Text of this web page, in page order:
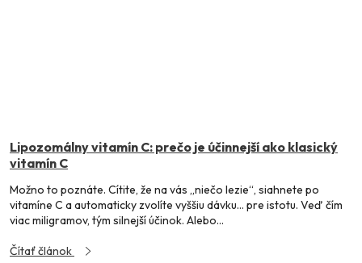
Lipozomálny vitamín C: prečo je účinnejší ako klasický
vitamín C
Možno to poznáte. Cítite, že na vás „niečo lezie“, siahnete po
vitamíne C a automaticky zvolíte vyššiu dávku… pre istotu. Veď čím
viac miligramov, tým silnejší účinok. Alebo...
Čítať článok